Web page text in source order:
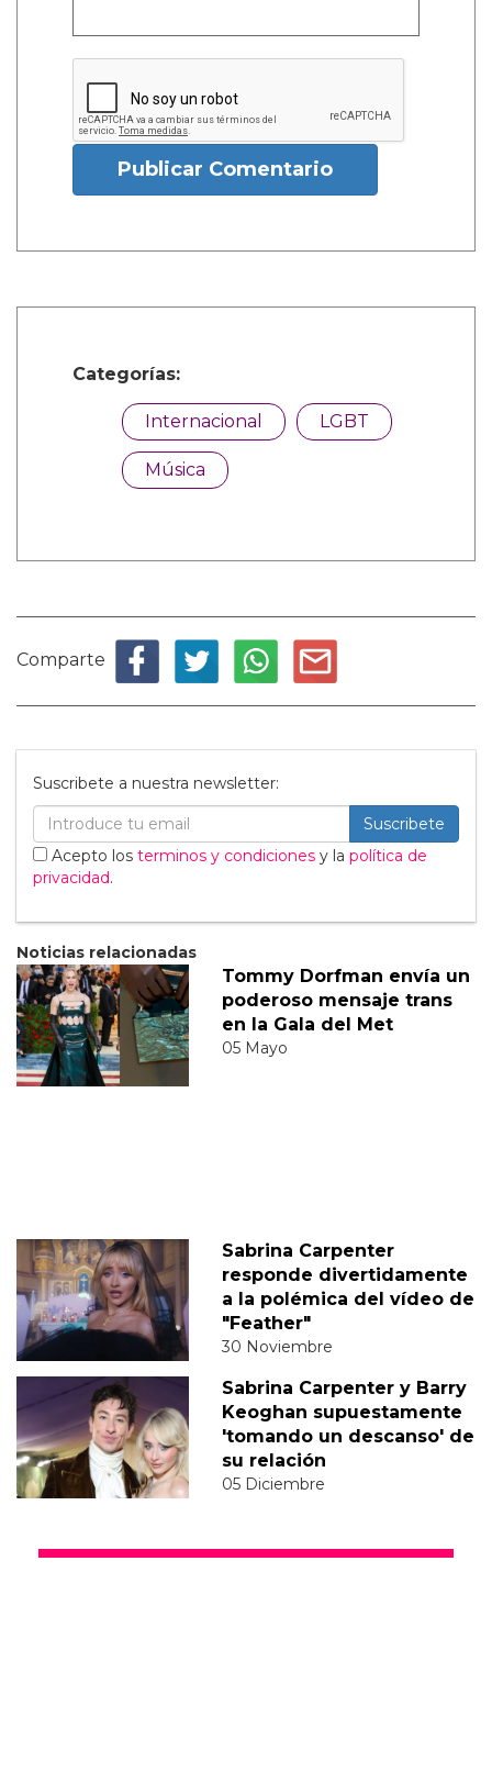
Publicar Comentario
Categorías:
Internacional LGBT
Música
Comparte
Suscribete a nuestra newsletter:
Suscribete
Acepto los terminos y condiciones y la política de
privacidad.
Noticias relacionadas
Tommy Dorfman envía un
poderoso mensaje trans
en la Gala del Met
05 Mayo
Sabrina Carpenter
responde divertidamente
a la polémica del vídeo de
"Feather"
30 Noviembre
Sabrina Carpenter y Barry
Keoghan supuestamente
'tomando un descanso' de
su relación
05 Diciembre